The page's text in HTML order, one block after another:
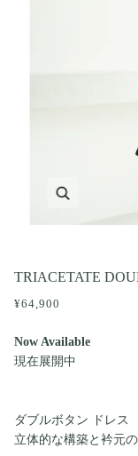
TRIACETATE
¥64,900
Now Available
現在展開中
ダブルボタン ドレス
立体的な構築と衿元